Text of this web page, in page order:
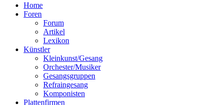
Home
Foren
Forum
Artikel
Lexikon
Künstler
Kleinkunst/Gesang
Orchester/Musiker
Gesangsgruppen
Refraingesang
Komponisten
Plattenfirmen